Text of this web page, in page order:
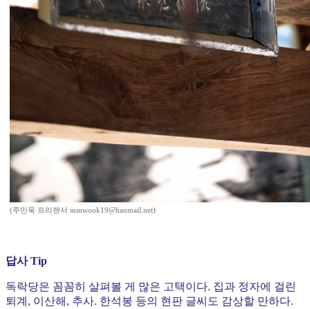
(주민욱 프리랜서 minwook19@hanmail.net)
답사 Tip
독락당은 꼼꼼히 살펴볼 게 많은 고택이다. 집과 정자에 걸린
퇴계, 이산해, 추사. 한석봉 등의 현판 글씨도 감상할 만하다.